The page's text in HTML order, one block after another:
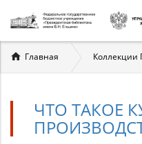
Вы
здесь
Главная Коллекции
ЧТО ТАКОЕ